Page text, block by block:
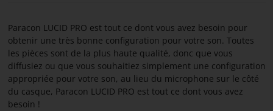
DE
VENTE
NOUS
CONTACTER
Paracon LUCID PRO est tout ce dont vous avez besoin pour
obtenir une très bonne configuration pour votre son. Toutes
les pièces sont de la plus haute qualité, donc que vous
diffusiez ou que vous souhaitiez simplement une configuration
appropriée pour votre son, au lieu du microphone sur le côté
du casque, Paracon LUCID PRO est tout ce dont vous avez
besoin !